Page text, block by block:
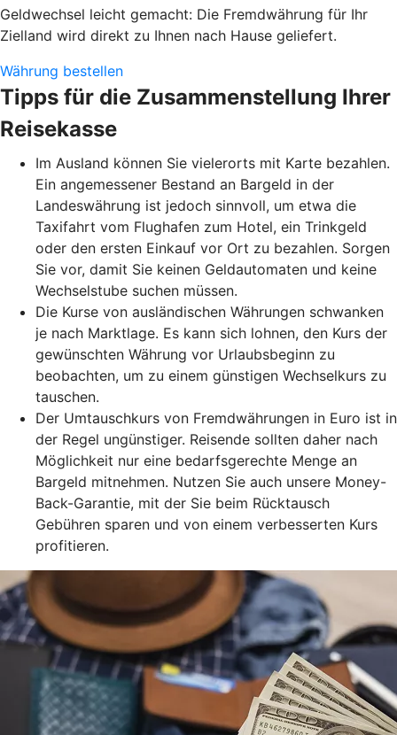
Geldwechsel leicht gemacht: Die Fremdwährung für Ihr
Zielland wird direkt zu Ihnen nach Hause geliefert.
Währung bestellen
Tipps für die Zusammenstellung Ihrer
Reisekasse
Im Ausland können Sie vielerorts mit Karte bezahlen.
Ein angemessener Bestand an Bargeld in der
Landeswährung ist jedoch sinnvoll, um etwa die
Taxifahrt vom Flughafen zum Hotel, ein Trinkgeld
oder den ersten Einkauf vor Ort zu bezahlen. Sorgen
Sie vor, damit Sie keinen Geldautomaten und keine
Wechselstube suchen müssen.
Die Kurse von ausländischen Währungen schwanken
je nach Marktlage. Es kann sich lohnen, den Kurs der
gewünschten Währung vor Urlaubsbeginn zu
beobachten, um zu einem günstigen Wechselkurs zu
tauschen.
Der Umtauschkurs von Fremdwährungen in Euro ist in
der Regel ungünstiger. Reisende sollten daher nach
Möglichkeit nur eine bedarfsgerechte Menge an
Bargeld mitnehmen. Nutzen Sie auch unsere Money-
Back-Garantie, mit der Sie beim Rücktausch
Gebühren sparen und von einem verbesserten Kurs
profitieren.